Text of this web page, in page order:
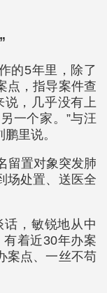
的5年里，除了
点，指导案件查
说，几乎没有上
一个家。”与汪
里说。
留置对象突发肺
场处置、送医全
话，敏锐地从中
有着近30年办案
案点、一丝不苟